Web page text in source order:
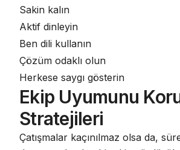
Sakin kalın
Aktif dinleyin
Ben dili kullanın
Çözüm odaklı olun
Herkese saygı gösterin
Ekip Uyumunu
Stratejileri
Çatışmalar kaçınılmaz olsa da,